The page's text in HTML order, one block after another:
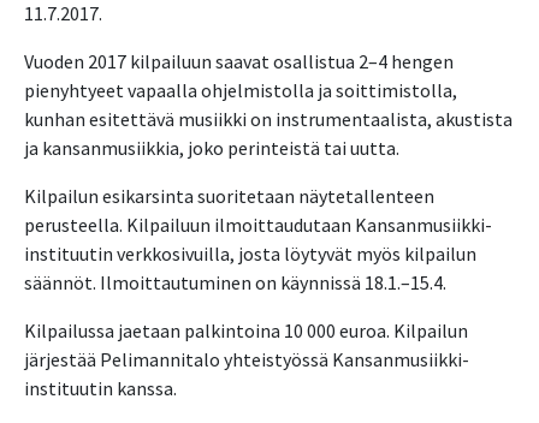
11.7.2017.
Vuoden 2017 kilpailuun saavat osallistua 2–4 hengen
pienyhtyeet vapaalla ohjelmistolla ja soittimistolla,
kunhan esitettävä musiikki on instrumentaalista, akustista
ja kansanmusiikkia, joko perinteistä tai uutta.
Kilpailun esikarsinta suoritetaan näytetallenteen
perusteella. Kilpailuun ilmoittaudutaan Kansanmusiikki-
instituutin verkkosivuilla, josta löytyvät myös kilpailun
säännöt. Ilmoittautuminen on käynnissä 18.1.–15.4.
Kilpailussa jaetaan palkintoina 10 000 euroa. Kilpailun
järjestää Pelimannitalo yhteistyössä Kansanmusiikki-
instituutin kanssa.